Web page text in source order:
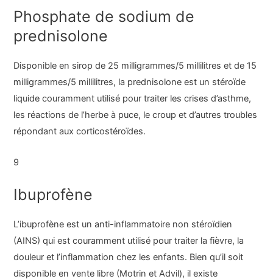
Phosphate de sodium de
prednisolone
Disponible en sirop de 25 milligrammes/5 millilitres et de 15
milligrammes/5 millilitres, la prednisolone est un stéroïde
liquide couramment utilisé pour traiter les crises d’asthme,
les réactions de l’herbe à puce, le croup et d’autres troubles
répondant aux corticostéroïdes.
9
Ibuprofène
L’ibuprofène est un anti-inflammatoire non stéroïdien
(AINS) qui est couramment utilisé pour traiter la fièvre, la
douleur et l’inflammation chez les enfants. Bien qu’il soit
disponible en vente libre (Motrin et Advil), il existe